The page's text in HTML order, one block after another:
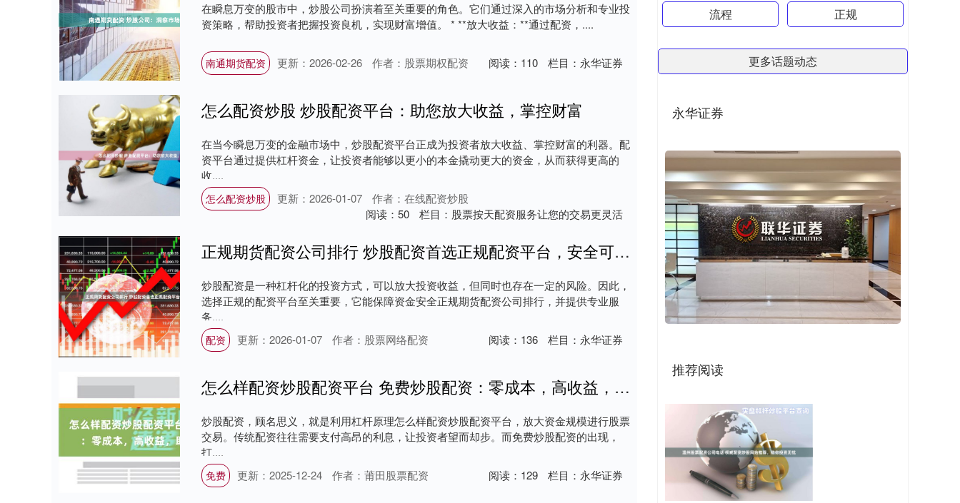
在瞬息万变的股市中，炒股公司扮演着至关重要的角色。它们通过深入的市场分析和专业投
资策略，帮助投资者把握投资良机，实现财富增值。 * **放大收益：**通过配资，....
南通期货配资 更新：2026-02-26 作者：股票期权配资 阅读： 110 栏目： 永华证券
怎么配资炒股 炒股配资平台：助您放大收益，掌控财富
在当今瞬息万变的金融市场中，炒股配资平台正成为投资者放大收益、掌控财富的利器。配
资平台通过提供杠杆资金，让投资者能够以更小的本金撬动更大的资金，从而获得更高的
收....
怎么配资炒股 更新：2026-01-07
作者：在线配资炒股
阅读： 50 栏目： 股票按天配资服务让您的交易更灵活
正规期货配资公司排行 炒股配资首选正规配资平台，安全可靠，收益最大化
炒股配资是一种杠杆化的投资方式，可以放大投资收益，但同时也存在一定的风险。因此，
选择正规的配资平台至关重要，它能保障资金安全正规期货配资公司排行，并提供专业服
务....
配资 更新：2026-01-07 作者：股票网络配资 阅读： 136 栏目： 永华证券
怎么样配资炒股配资平台 免费炒股配资：零成本，高收益，助你财富倍增
炒股配资，顾名思义，就是利用杠杆原理怎么样配资炒股配资平台，放大资金规模进行股票
交易。传统配资往往需要支付高昂的利息，让投资者望而却步。而免费炒股配资的出现，
打....
免费 更新：2025-12-24 作者：莆田股票配资 阅读： 129 栏目： 永华证券
流程 正规
更多话题动态
永华证券
推荐阅读